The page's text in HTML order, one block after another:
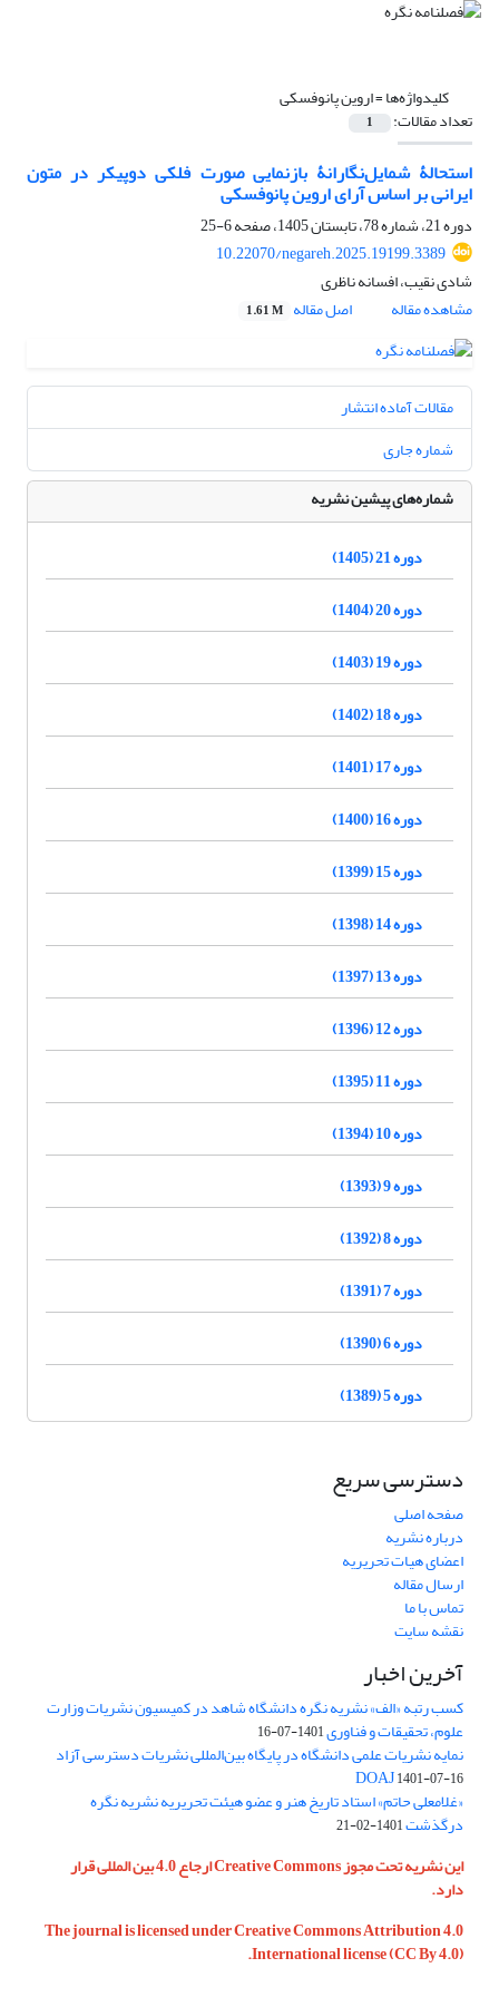
کلیدواژه‌ها =اروین پانوفسکی
تعداد مقالات: 1
استحالۀ شمایل‌نگارانۀ بازنمایی صورت فلکی دوپیکر در متون
ایرانی بر اساس آرای اروین پانوفسکی
دوره 21، شماره 78، تابستان 1405، صفحه
6-25
10.22070/negareh.2025.19199.3389
شادی نقیب، افسانه ناظری
مشاهده مقاله
اصل مقاله 1.61 M
مقالات آماده انتشار
شماره جاری
شماره‌های پیشین نشریه
دوره 21 (1405)
دوره 20 (1404)
دوره 19 (1403)
دوره 18 (1402)
دوره 17 (1401)
دوره 16 (1400)
دوره 15 (1399)
دوره 14 (1398)
دوره 13 (1397)
دوره 12 (1396)
دوره 11 (1395)
دوره 10 (1394)
دوره 9 (1393)
دوره 8 (1392)
دوره 7 (1391)
دوره 6 (1390)
دوره 5 (1389)
دسترسی سریع
صفحه اصلی
درباره نشریه
اعضای هیات تحریریه
ارسال مقاله
تماس با ما
نقشه سایت
آخرین اخبار
کسب رتبه «الف» نشریه نگره دانشگاه شاهد در کمیسیون نشریات وزارت
علوم، تحقیقات و فناوری1401-07-16
نمایه نشریات علمی دانشگاه در پایگاه بین‌المللی نشریات دسترسی آزاد
DOAJ1401-07-16
«غلامعلی حاتم» استاد تاریخ هنر و عضو هیئت تحریریه نشریه نگره
درگذشت1401-02-21
این نشریه تحت مجوز Creative Commons ارجاع 4.0 بین المللی قرار
دارد.
The journal is licensed under Creative Commons Attribution 4.0
International license (CC By 4.0).